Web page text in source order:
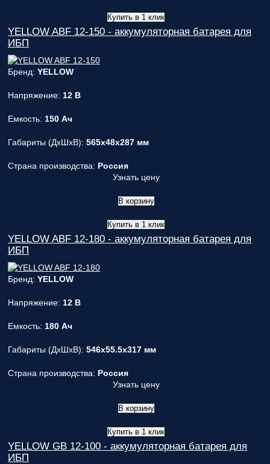
Купить в 1 клик
YELLOW ABF 12-150 - аккумуляторная батарея для
ИБП
Бренд: YELLOW
Напряжение: 12 В
Емкость: 150 Ач
Габариты (ДxШxВ): 565x48x287 мм
Страна производства: Россия
Узнать цену
В корзину
Купить в 1 клик
YELLOW ABF 12-180 - аккумуляторная батарея для
ИБП
Бренд: YELLOW
Напряжение: 12 В
Емкость: 180 Ач
Габариты (ДxШxВ): 546x55.5x317 мм
Страна производства: Россия
Узнать цену
В корзину
Купить в 1 клик
YELLOW GB 12-100 - аккумуляторная батарея для
ИБП